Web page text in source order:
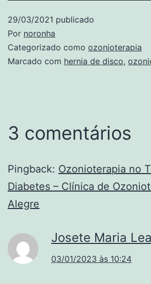
29/03/2021 publicado
Por noronha
Categorizado como ozonioterapia
Marcado com hernia de disco,
3 comentários
Pingback: Ozonioterapia no
Diabetes – Clínica de
Alegre
Josete Maria
03/01/2023 às 10:24